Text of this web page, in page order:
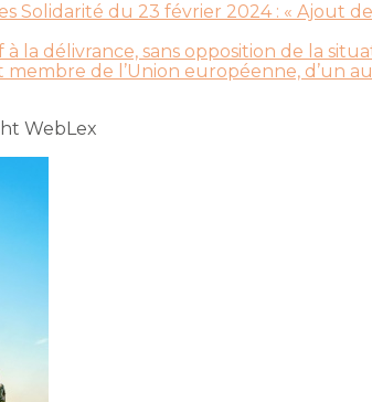
Solidarité du 23 février 2024 : « Ajout
la délivrance, sans opposition de la
de l’Union européenne, d’un
WebLex